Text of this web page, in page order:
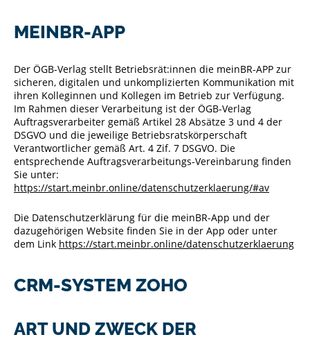
MEINBR-APP
Der ÖGB-Verlag stellt Betriebsrät:innen die meinBR-APP zur
sicheren, digitalen und unkomplizierten Kommunikation mit
ihren Kolleginnen und Kollegen im Betrieb zur Verfügung.
Im Rahmen dieser Verarbeitung ist der ÖGB-Verlag
Auftragsverarbeiter gemäß Artikel 28 Absätze 3 und 4 der
DSGVO und die jeweilige Betriebsratskörperschaft
Verantwortlicher gemäß Art. 4 Zif. 7 DSGVO. Die
entsprechende Auftragsverarbeitungs-Vereinbarung finden
Sie unter:
https://start.meinbr.online/datenschutzerklaerung/#av
Die Datenschutzerklärung für die meinBR-App und der
dazugehörigen Website finden Sie in der App oder unter
dem Link https://start.meinbr.online/datenschutzerklaerung
CRM-SYSTEM ZOHO
ART UND ZWECK DER